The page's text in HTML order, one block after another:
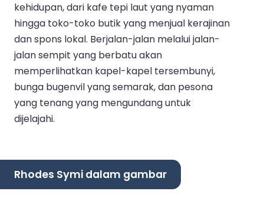
kehidupan, dari kafe tepi laut yang nyaman
hingga toko-toko butik yang menjual kerajinan
dan spons lokal. Berjalan-jalan melalui jalan-
jalan sempit yang berbatu akan
memperlihatkan kapel-kapel tersembunyi,
bunga bugenvil yang semarak, dan pesona
yang tenang yang mengundang untuk
dijelajahi.
Rhodes Symi dalam gambar